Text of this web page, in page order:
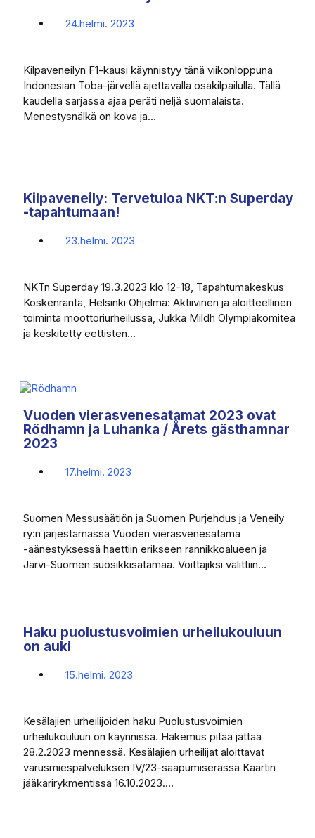
24.helmi. 2023
Kilpaveneilyn F1-kausi käynnistyy tänä viikonloppuna
Indonesian Toba-järvellä ajettavalla osakilpailulla. Tällä
kaudella sarjassa ajaa peräti neljä suomalaista.
Menestysnälkä on kova ja...
Kilpaveneily: Tervetuloa NKT:n Superday
-tapahtumaan!
23.helmi. 2023
NKTn Superday 19.3.2023 klo 12-18, Tapahtumakeskus
Koskenranta, Helsinki Ohjelma: Aktiivinen ja aloitteellinen
toiminta moottoriurheilussa, Jukka Mildh Olympiakomitea
ja keskitetty eettisten...
Vuoden vierasvenesatamat 2023 ovat
Rödhamn ja Luhanka / Årets gästhamnar
2023
17.helmi. 2023
Suomen Messusäätiön ja Suomen Purjehdus ja Veneily
ry:n järjestämässä Vuoden vierasvenesatama
-äänestyksessä haettiin erikseen rannikkoalueen ja
Järvi-Suomen suosikkisatamaa. Voittajiksi valittiin...
Haku puolustusvoimien urheilukouluun
on auki
15.helmi. 2023
Kesälajien urheilijoiden haku Puolustusvoimien
urheilukouluun on käynnissä. Hakemus pitää jättää
28.2.2023 mennessä. Kesälajien urheilijat aloittavat
varusmiespalveluksen IV/23-saapumiserässä Kaartin
jääkärirykmentissä 16.10.2023....